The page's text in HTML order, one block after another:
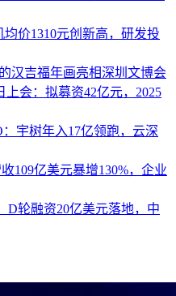
价1310元创新高，研发投
汉吉福年画亮相深圳文博会
上会：拟募资42亿元，2025
宇树年入17亿领跑，云深
109亿美元暴增130%，企业
D轮融资20亿美元落地，中